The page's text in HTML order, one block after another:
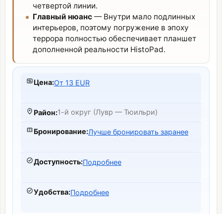
четвертой линии.
Главный нюанс — Внутри мало подлинных
интерьеров, поэтому погружение в эпоху
террора полностью обеспечивает планшет
дополненной реальности HistoPad.
Цена:От 13 EUR
Район:1-й округ (Лувр — Тюильри)
Бронирование:Лучше бронировать заранее
Доступность:Подробнее
Удобства:Подробнее